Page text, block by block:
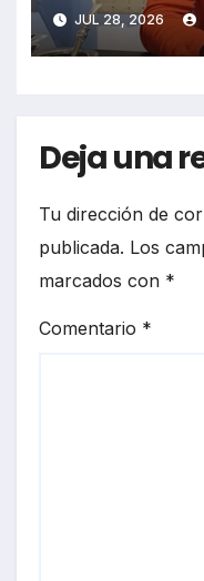
JUL 28, 2026
Deja una
Tu dirección de
publicada. Los
marcados con *
Comentario *